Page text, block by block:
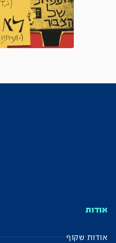
אודות
אודות שקוף